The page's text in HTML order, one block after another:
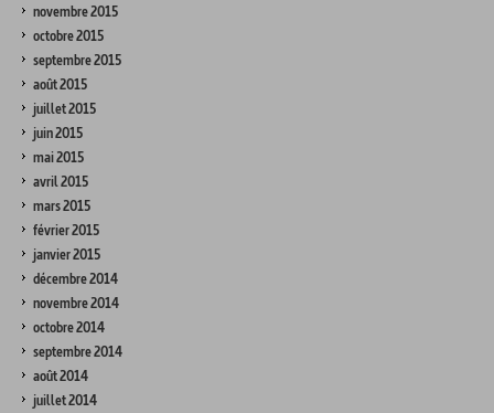
novembre 2015
octobre 2015
septembre 2015
août 2015
juillet 2015
juin 2015
mai 2015
avril 2015
mars 2015
février 2015
janvier 2015
décembre 2014
novembre 2014
octobre 2014
septembre 2014
août 2014
juillet 2014